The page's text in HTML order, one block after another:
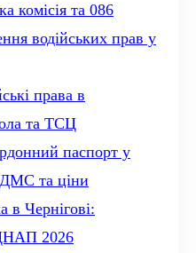
комісія та 086
водійських прав у
права в
та ТСЦ
паспорт у
ДМС та ціни
в Чернігові:
2026